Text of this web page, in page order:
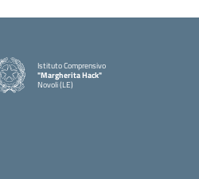
Istituto Comprensivo
"Margherita Hack"
Novoli (LE)